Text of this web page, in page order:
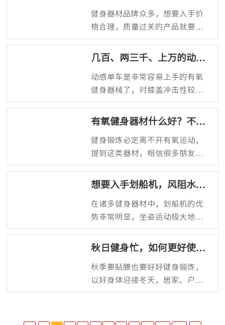
之一就是步幅，没有统一标准，
适合自己身高的就是好的步幅，
可参考身高初步确定选择范围。
家值得选？
健身器材品牌众多，想要入手价
格合理，质量过关的产品就要经
过多方面的对比，那么找到健身
器材厂家，源头直销，省去中间
怎么找到源头厂家，找哪种厂家
购买健身器材才好呢？
几百、两三千、上万的动感
单车有什么区别？
动感单车是非常容易上手的有氧
健身器械了，对膝盖冲击性较
低，减脂效率仅低于划船机，还
有助于臀部、腿部肌肉塑形，属
市场上几百、两三千、五六千、
上万的都有，这些动感单车到底
有什么区别？家用选择哪个档位
的比较合适呢？
有氧健身器材什么好？不伤
健身锻炼必定离不开有氧运动，
提到这类器材，相信很多朋友首
先想到的就是跑步机，还有很多
器材都值得被关注，比如，不伤
膝盖、运动强度适中、噪音极
小、占地面积小的椭圆机，是有
氧健身器材中的明星产品。一起
来了解下吧~
想要入手划船机，风阻水阻
磁阻如何选？
在诸多健身器材中，划船机的优
势非常明显，坐姿运动极大地降
低了对膝压力，在运动过程中可
以调动全身大部分肌肉群组，锻
且运动强度灵活自由，日常运动
和训练都适用，所以划船机日渐
风靡，如果想入手一台划船机，
秋日健身忙，如何更好使用
户外健身器材？
秋季要贴膘也要好好健身锻炼，
以好身体迎接冬天，居家、户外
或者健身房不错的去处，而秋季